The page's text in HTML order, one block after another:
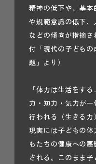
精神の低下や、基
や規範意識の低下
などの傾向が指摘さ
付「現代の子ども
題」より）
「体力は生活をす
力・知力・気力が
行われる（生きる力
現実には子どもの
もたちの健康への
される。このまま